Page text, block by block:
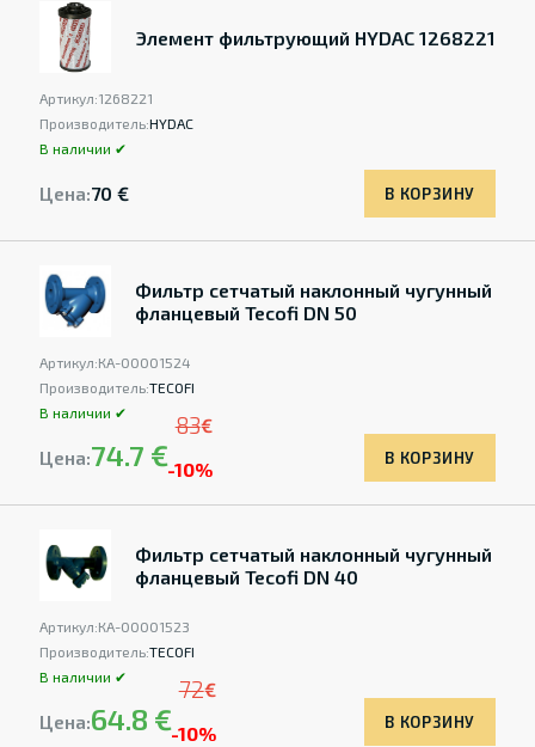
Элемент фильтрующий HYDAC 1268221
Артикул:1268221
Производитель:HYDAC
В наличии ✔
Цена:70 € В КОРЗИНУ
Фильтр сетчатый наклонный чугунный
фланцевый Tecofi DN 50
Артикул:КА-00001524
Производитель:TECOFI
В наличии ✔
Цена:74.7 €
83€
-10%
В КОРЗИНУ
Фильтр сетчатый наклонный чугунный
фланцевый Tecofi DN 40
Артикул:КА-00001523
Производитель:TECOFI
В наличии ✔
Цена:64.8 €
72€
-10%
В КОРЗИНУ